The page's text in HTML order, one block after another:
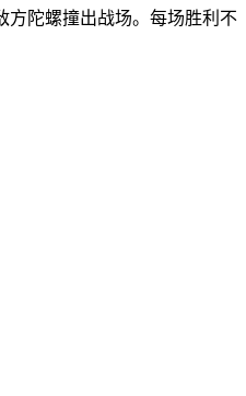
方陀螺撞出战场。每场胜利不